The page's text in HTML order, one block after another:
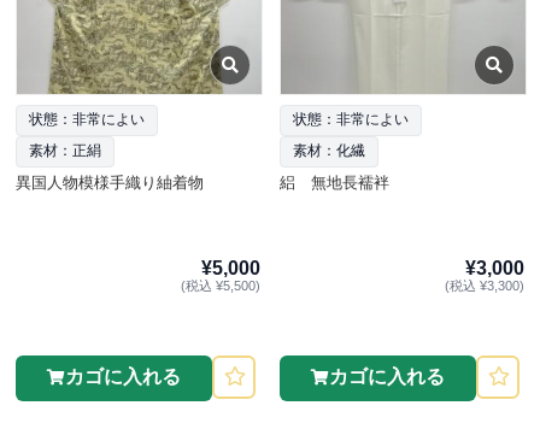
状態：非常によい
素材：正絹
異国人物模様手織り紬着物
¥5,000
(税込 ¥5,500)
カゴに入れる
状態：非常によい
素材：化繊
絽 無地長襦袢
¥3,000
(税込 ¥3,300)
カゴに入れる